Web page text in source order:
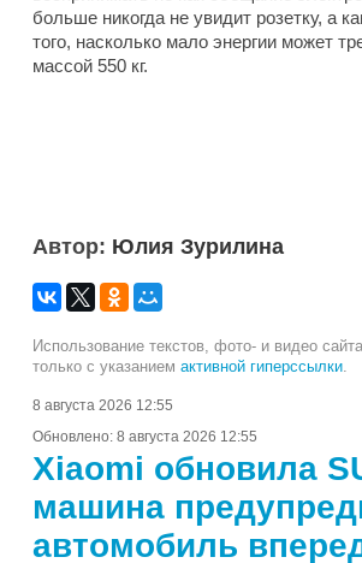
больше никогда не увидит розетку, а
того, насколько мало энергии может
массой 550 кг.
Автор: Юлия Зурилина
Использование текстов, фото- и видео
только с указанием активной гиперссылки.
8 августа 2026 12:55
Обновлено: 8 августа 2026 12:55
Xiaomi обновила
машина
автомобиль